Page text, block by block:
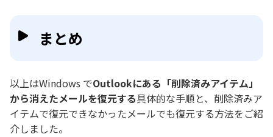
まとめ
以上はWindows でOutlookにある「削除済みアイテム」
から消えたメールを復元する具体的な手順と、削除済みア
イテムで復元できなかったメールでも復元する方法をご紹
介しました。